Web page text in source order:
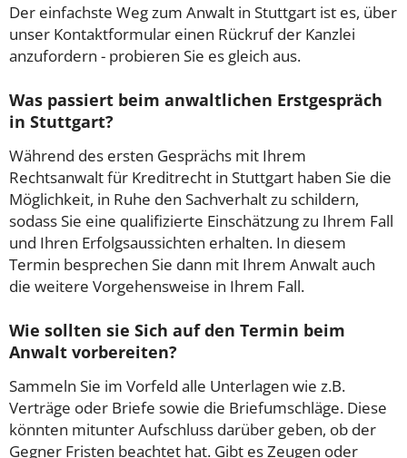
Der einfachste Weg zum Anwalt in Stuttgart ist es, über
unser Kontaktformular einen Rückruf der Kanzlei
anzufordern - probieren Sie es gleich aus.
Was passiert beim anwaltlichen Erstgespräch
in Stuttgart?
Während des ersten Gesprächs mit Ihrem
Rechtsanwalt für Kreditrecht in Stuttgart haben Sie die
Möglichkeit, in Ruhe den Sachverhalt zu schildern,
sodass Sie eine qualifizierte Einschätzung zu Ihrem Fall
und Ihren Erfolgsaussichten erhalten. In diesem
Termin besprechen Sie dann mit Ihrem Anwalt auch
die weitere Vorgehensweise in Ihrem Fall.
Wie sollten sie Sich auf den Termin beim
Anwalt vorbereiten?
Sammeln Sie im Vorfeld alle Unterlagen wie z.B.
Verträge oder Briefe sowie die Briefumschläge. Diese
könnten mitunter Aufschluss darüber geben, ob der
Gegner Fristen beachtet hat. Gibt es Zeugen oder